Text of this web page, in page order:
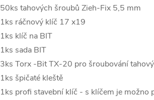
50ks tahových šroubů Zieh-Fix 5,5 mm
1ks ráčnový klíč 17 x19
1ks klíč na BIT
1ks sada BIT
3ks Torx -Bit TX-20 pro šroubování
1ks špičaté kleště
1ks profi stavební klíč - s klíčem je možno